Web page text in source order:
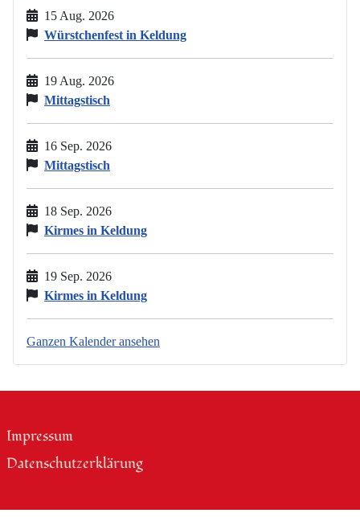
15 Aug. 2026
Würstchenfest in Keldung
19 Aug. 2026
Mittagstisch
16 Sep. 2026
Mittagstisch
18 Sep. 2026
Kirmes in Keldung
19 Sep. 2026
Kirmes in Keldung
Ganzen Kalender ansehen
Impressum
Datenschutzerklärung